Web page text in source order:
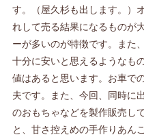
す。（屋久杉も出します。）
れして売る結果になるものが
ーが多いのが特徴です。また
十分に安いと思えるようなも
値はあると思います。お車で
夫です。また、今回、同時に
のおもちゃなどを製作販売
と、甘さ控えめの手作りあん